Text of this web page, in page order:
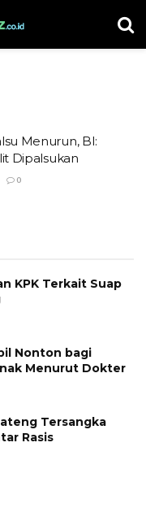
Menurun, BI:
Dipalsukan
0
KPK Terkait Suap
Nonton bagi
Menurut Dokter
Tersangka
Rasis